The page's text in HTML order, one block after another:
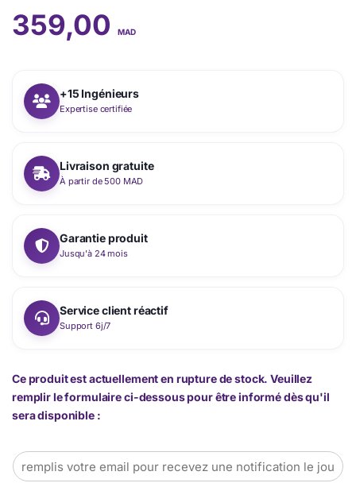
359,00MAD
+15 Ingénieurs
Expertise certifiée
Livraison gratuite
À partir de 500 MAD
Garantie produit
Jusqu'à 24 mois
Service client réactif
Support 6j/7
Ce produit est actuellement en rupture de stock. Veuillez
remplir le formulaire ci-dessous pour être informé dès qu'il
sera disponible :
E
m